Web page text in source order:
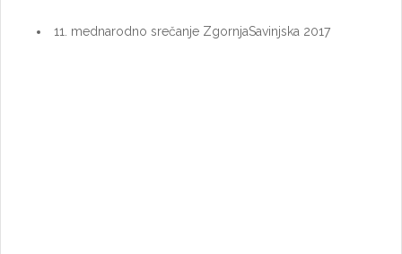
11. mednarodno srečanje ZgornjaSavinjska 2017